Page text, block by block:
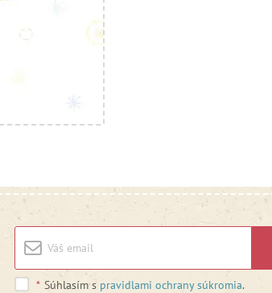
* Súhlasím s pravidlami ochrany súkromia.